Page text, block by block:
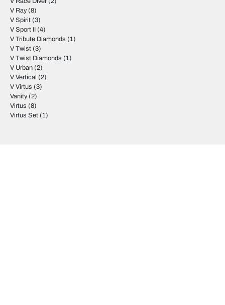
V Ray(8)
V Spirit (3)
V Sport II (4)
V Tribute Diamonds (1)
V Twist (3)
V Twist Diamonds (1)
V Urban (2)
V Vertical (2)
V Virtus (3)
Vanity(2)
Virtus (8)
Virtus Set (1)